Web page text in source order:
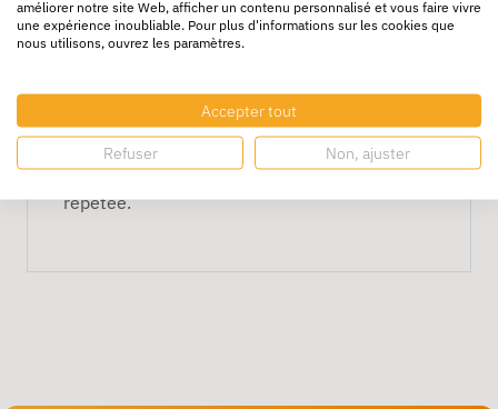
objets lourds ou encombrants ?
légers à moyens.
Peuvent-ils être réutilisés ?
Oui, leur curseur permet une réutilisation
répétée.
améliorer notre site Web, afficher un contenu personnalisé et vous faire vivre
une expérience inoubliable. Pour plus d'informations sur les cookies que
nous utilisons, ouvrez les paramètres.
Accepter tout
Refuser Non, ajuster